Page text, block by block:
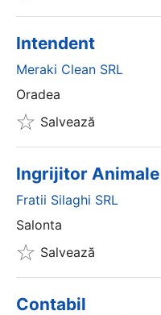
Intendent
Meraki Clean SRL
Oradea
Salvează
Ingrijitor Animale
Fratii Silaghi SRL
Salonta
Salvează
Contabil